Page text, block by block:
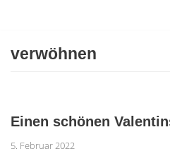
springen
verwöhnen
Einen schönen
5. Februar 2022